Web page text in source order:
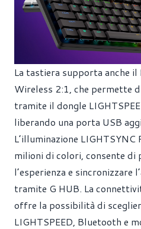
La tastiera supporta anche il
Wireless 2:1, che permette
tramite il dongle
liberando una porta USB
L’illuminazione LIGHTSYNC
milioni di colori, consente di
l’esperienza e sincronizzare
tramite G HUB. La
offre la possibilità di
LIGHTSPEED, Bluetooth e